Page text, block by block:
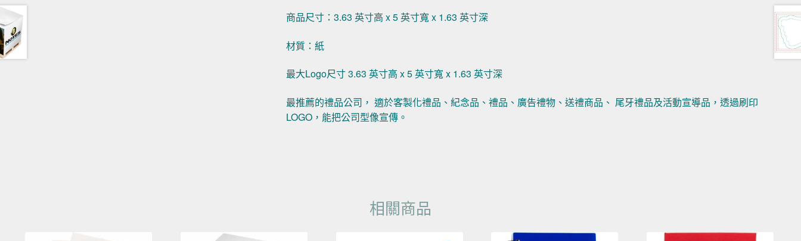
商品尺寸：3.63 英寸高 x 5 英寸寬 x 1.63 英寸深
材質：紙
最大Logo尺寸 3.63 英寸高 x 5 英寸寬 x 1.63 英寸深
最推薦的禮品公司， 適於客製化禮品、紀念品、禮品、廣告禮物、送禮商品、 尾牙禮品及活動宣導品，透過刷印
LOGO，能把公司型像宣傳。
相關商品